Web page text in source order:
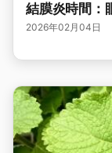
結膜炎時間：
2026年02月04日